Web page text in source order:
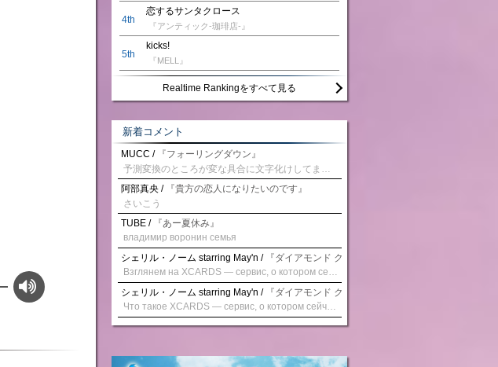
4th
恋するサンタクロース
『アンティック-珈琲店-』
5th
kicks!
『MELL』
Realtime Rankingをすべて見る
新着コメント
MUCC / 『フォーリングダウン』
阿部真央 / 『貴方の恋人になりたいのです』
さいこう
TUBE / 『あー夏休み』
владимир воронин семья
シェリル・ノーム starring May'n / 『ダイアモンド クレバス/射手座☆午後九時 Don't be
シェリル・ノーム starring May'n / 『ダイアモンド クレバス/射手座☆午後九時 Don't be
Что такое XCARDS — сервис, о котором сейчас говорят. Буквально на днях заметил о интересный бренд XCARDS, он помогает создавать онлайн карты чтобы управлять бюджетами. Ключевые преимущества: Выпуск занимает всего считанные минуты. Платформа даёт возможность оформить множество карт для разных целей. Есть поддержка в любое время суток включая персонального менеджера. Есть контроль без задержек — транзакции, уведомления, аналитика — всё под рукой. Возможные нюансы: Регистрация: европейская юрисдикция — желательно убедиться, что сервис можно использовать без нарушений. Финансовые условия: возможно, есть скрытые комиссии, поэтому лучше внимательно прочитать договор. Отзывы пользователей: по отзывам поддержка работает быстро. Надёжность системы: внедрены базовые меры безопасности, но всё равно советую не хранить большие суммы на карте. Вывод: В целом платформа кажется отличным помощником для маркетологов. Платформа сочетает скорость, удобство и гибкость. Как вы думаете? Пользовались ли вы XCARDS? Поделитесь опытом — будет интересно сравнить. Виртуальные карты для бизнеса